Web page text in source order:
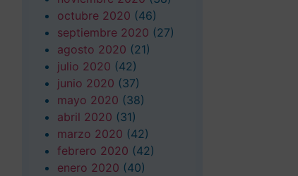
octubre 2020 (46)
septiembre 2020 (27)
agosto 2020 (21)
julio 2020 (42)
junio 2020 (37)
mayo 2020 (38)
abril 2020 (31)
marzo 2020 (42)
febrero 2020 (42)
enero 2020 (40)